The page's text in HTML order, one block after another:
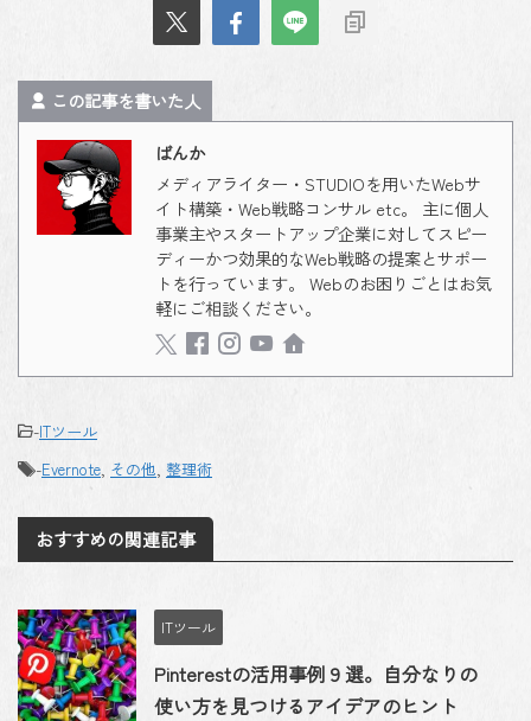
この記事を書いた人
ばんか
メディアライター・STUDIOを用いたWebサ
イト構築・Web戦略コンサル etc。 主に個人
事業主やスタートアップ企業に対してスピー
ディーかつ効果的なWeb戦略の提案とサポー
トを行っています。 Webのお困りごとはお気
軽にご相談ください。
-ITツール
-Evernote その他 整理術
おすすめの関連記事
ITツール
Pinterestの活用事例９選。自分なりの
使い方を見つけるアイデアのヒント